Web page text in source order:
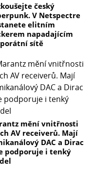
český
V Netspectre
elitním
napadajícím
sítě
mění vnitřnosti
AV receiverů. Mají
DAC a Dirac
podporuje i tenký